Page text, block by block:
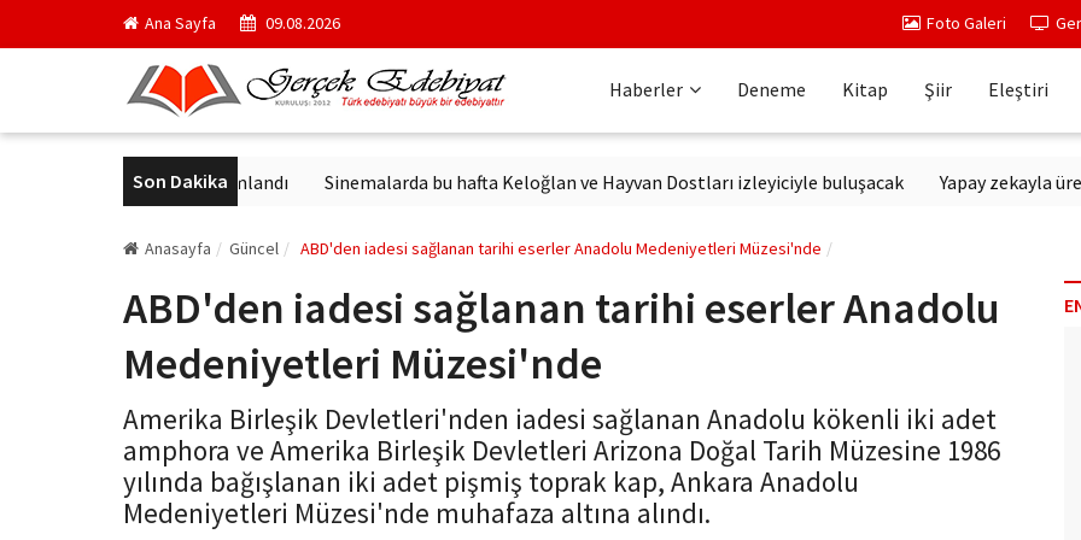
Ana Sayfa 09.08.2026 Foto Galeri
Haberler Deneme Kitap Şiir Eleştiri
Son Dakika
en ünlü yapıtı yayımlandı Sinemalarda bu hafta Keloğlan ve Hayvan Dostları izleyiciyle buluşacak Yapay zekayla üretilen
Anasayfa Güncel ABD'den iadesi sağlanan tarihi eserler Anadolu Medeniyetleri Müzesi'nde
ABD'den iadesi sağlanan tarihi eserler Anadolu
Medeniyetleri Müzesi'nde
Amerika Birleşik Devletleri'nden iadesi sağlanan Anadolu kökenli iki adet
amphora ve Amerika Birleşik Devletleri Arizona Doğal Tarih Müzesine 1986
yılında bağışlanan iki adet pişmiş toprak kap, Ankara Anadolu
Medeniyetleri Müzesi'nde muhafaza altına alındı.